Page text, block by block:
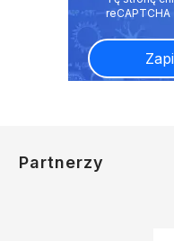
Partnerzy